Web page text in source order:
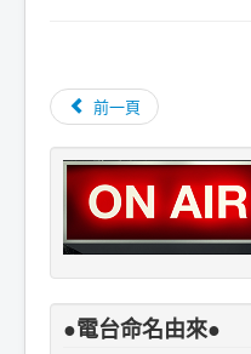
前一頁
●電台命名由來●